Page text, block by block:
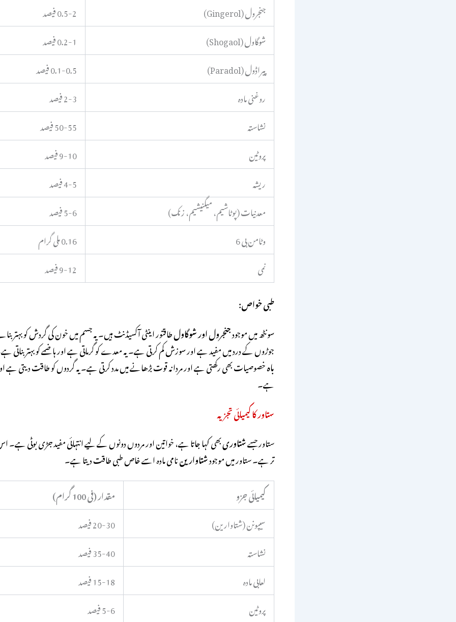
جنجرول (Gingerol)
0.5-2 فیصد
شوگاول (Shogaol)
0.2-1 فیصد
پیراڈول (Paradol)
0.1-0.5 فیصد
روغنی مادہ
2-3 فیصد
نشاستہ
50-55 فیصد
پروٹین
9-10 فیصد
ریشہ
4-5 فیصد
معدنیات (پوٹاشیم، میگنیشیم، زنک)
5-6 فیصد
وٹامن بی 6
0.16 ملی گرام
نمی
9-12 فیصد
طبی خواص:
سونٹھ میں موجودجنجرول اور شوگاولطاقتور اینٹی آکسیڈنٹ ہیں۔ یہ جسم میں خون کی گردش کو بہتر
جوڑوں کے درد میں مفید ہے اور سوزش کم کرتی ہے۔ یہ معدے کو گرماتی ہے اور ہاضمے کو بہتر بناتی
باہخصوصیات بھی رکھتی ہے اور مردانہ قوت بڑھانے میں مدد کرتی ہے۔ یہ گردوں کو طاقت دیتی ہے
ہے۔
ستاور کا کیمیائی تجزیہ
ستاور جسےشتاوریبھی کہا جاتا ہے، خواتین اور مردوں دونوں کے لیے انتہائی مفید جڑی بوٹی ہے۔
تر ہے۔ ستاور میں موجودشتاواریننامی مادہ اسے خاص طبی طاقت دیتا ہے۔
کیمیائی جزو
مقدار (فی 100 گرام)
سیپونن (شتاوارین)
20-30 فیصد
نشاستہ
35-40 فیصد
لعابی مادہ
15-18 فیصد
پروٹین
5-6 فیصد